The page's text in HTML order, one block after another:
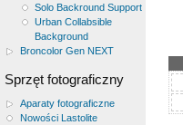
Solo Backround Support
Urban Collabsible
Background
Broncolor Gen NEXT
Sprzęt fotograficzny
Aparaty fotograficzne
Nowości Lastolite